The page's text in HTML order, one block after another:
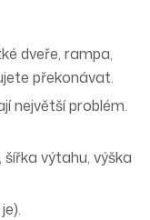
dveře, rampa,
překonávat.
největší problém.
šířka výtahu,výška